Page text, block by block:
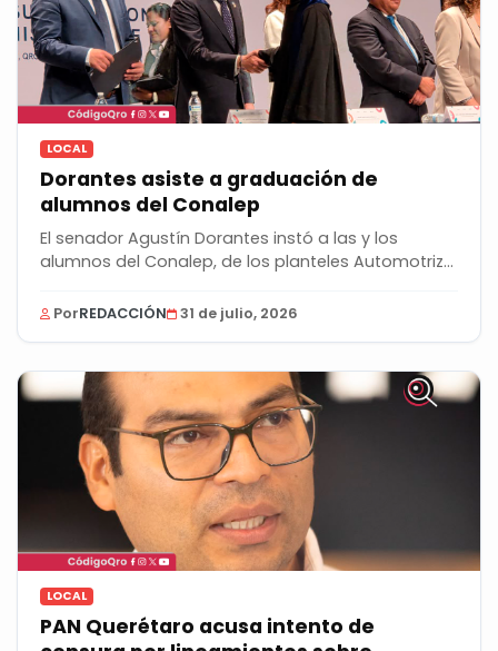
LOCAL
Dorantes asiste a graduación de
alumnos del Conalep
El senador Agustín Dorantes instó a las y los
alumnos del Conalep, de los planteles Automotriz
PorREDACCIÓN 31 de julio, 2026
LOCAL
PAN Querétaro acusa intento de